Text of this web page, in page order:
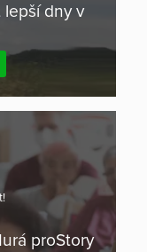
dny v
proStory